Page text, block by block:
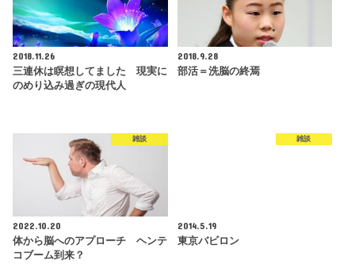
2018.11.26
三連休は瞑想してました 現実に
のめり込み過ぎの現代人
2018.9.28
部活＝洗脳の終焉
雑談
2022.10.20
体から脳へのアプローチ ヘンテ
コブーム到来？
雑談
2014.5.19
東京バビロン